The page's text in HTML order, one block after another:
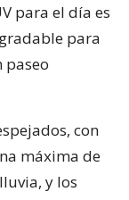
para el día es
para
paseo
con
máxima de
y los